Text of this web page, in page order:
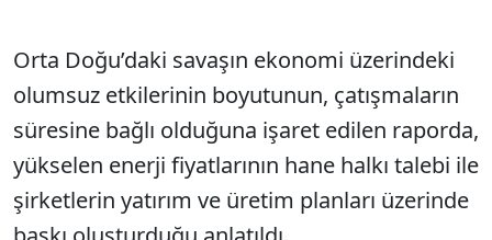
Orta Doğu’daki savaşın ekonomi üzerindeki
olumsuz etkilerinin boyutunun, çatışmaların
süresine bağlı olduğuna işaret edilen raporda,
yükselen enerji fiyatlarının hane halkı talebi ile
şirketlerin yatırım ve üretim planları üzerinde